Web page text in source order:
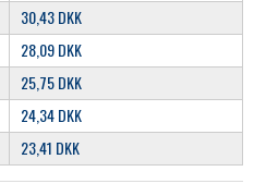
30,43 DKK
28,09 DKK
25,75 DKK
24,34 DKK
23,41 DKK